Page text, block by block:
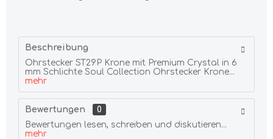
Beschreibung
Ohrstecker ST29P Krone mit Premium Crystal in 6
mm Schlichte Soul Collection Ohrstecker Krone...
mehr
Bewertungen
0
Bewertungen lesen, schreiben und diskutieren...
mehr